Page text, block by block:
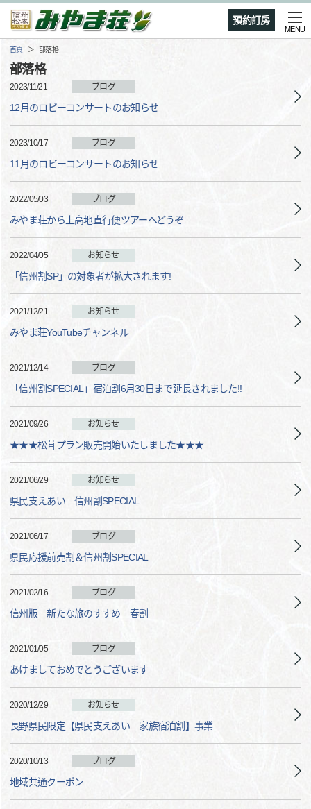
預約訂房
MENU
首頁 部落格
部落格
2023/11/21 ブログ
12月のロビーコンサートのお知らせ
2023/10/17 ブログ
11月のロビーコンサートのお知らせ
2022/05/03 ブログ
みやま荘から上高地直行便ツアーへどうぞ
2022/04/05 お知らせ
「信州割SP」の対象者が拡大されます!
2021/12/21 お知らせ
みやま荘YouTubeチャンネル
2021/12/14 ブログ
「信州割SPECIAL」宿泊割6月30日まで延長されました!!
2021/09/26 お知らせ
★★★松茸プラン販売開始いたしました★★★
2021/06/29 お知らせ
県民支えあい 信州割SPECIAL
2021/06/17 ブログ
県民応援前売割＆信州割SPECIAL
2021/02/16 ブログ
信州版 新たな旅のすすめ 春割
2021/01/05 ブログ
あけましておめでとうございます
2020/12/29 お知らせ
長野県民限定【県民支えあい 家族宿泊割】事業
2020/10/13 ブログ
地域共通クーポン